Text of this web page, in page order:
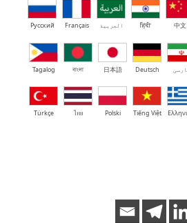
中文
हिंदी العربية Français
Русский
Deutsch
日本語
বাংলা
Tagalog
Tiếng Việt
Polski
ไทย
Türkçe